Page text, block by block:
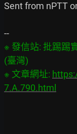
Sent from nPTT
※ 發信站: 批踢踢
(臺灣)
※ 文章網址:
7.A.790.html